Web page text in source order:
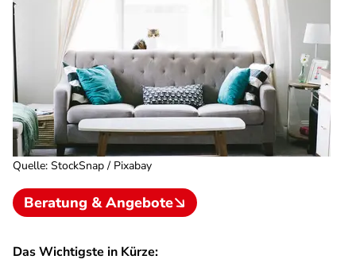
Quelle: StockSnap / Pixabay
Beratung & Angebote
Das Wichtigste in Kürze: